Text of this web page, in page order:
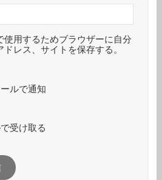
使用するためブラウザーに自分
レス、サイトを保存する。
ルで通知
受け取る